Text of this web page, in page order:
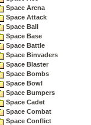
Space Arena
Space Attack
Space Ball
Space Base
Space Battle
Space Binvaders
Space Blaster
Space Bombs
Space Bowl
Space Bumpers
Space Cadet
Space Combat
Space Conflict